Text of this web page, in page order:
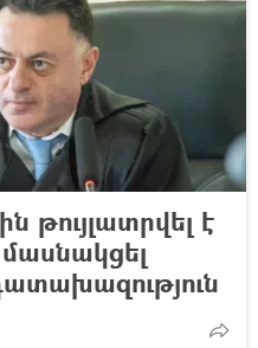
թույլատրվել է